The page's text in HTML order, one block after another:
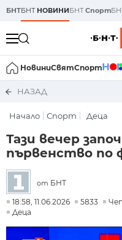
БНТБНТ НОВИНИБНТСпорт
НовиниСвятСпорт
НАЗАД
Начало Спорт Деца
Тази вечер
първенство по
от БНТ
18:58, 11.06.2026 5833
Деца